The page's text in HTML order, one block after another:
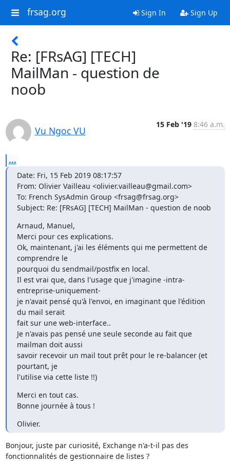
frsag.org Sign In Sign Up
Re: [FRsAG] [TECH]
MailMan - question de
noob
Vu Ngoc VU
15 Feb '19 8:46 a.m.
...
Date: Fri, 15 Feb 2019 08:17:57
From: Olivier Vailleau <olivier.vailleau@gmail.com>
To: French SysAdmin Group <frsag@frsag.org>
Subject: Re: [FRsAG] [TECH] MailMan - question de noob
Arnaud, Manuel,
Merci pour ces explications.
Ok, maintenant, j'ai les éléments qui me permettent de
comprendre le
pourquoi du sendmail/postfix en local.
Il est vrai que, dans l'usage que j'imagine -intra-
entreprise-uniquement-
je n'avait pensé qu'à l'envoi, en imaginant que l'édition
du mail serait
fait sur une web-interface..
Je n'avais pas pensé une seule seconde au fait que
mailman doit aussi
savoir recevoir un mail tout prêt pour le re-balancer (et
pourtant, je
l'utilise via cette liste !!)
Merci en tout cas.
Bonne journée à tous !
Olivier.
Bonjour, juste par curiosité, Exchange n'a-t-il pas des
fonctionnalités de gestionnaire de listes ?